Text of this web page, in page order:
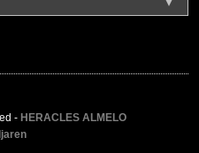
- HERACLES ALMELO